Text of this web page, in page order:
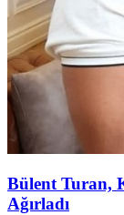
Bülent Turan,
Ağırladı